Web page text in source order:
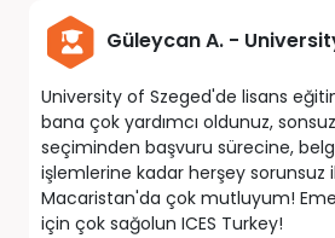
Kanada
Dubai
Kanada
Amerika
Güleycan A. -
University of Szeged'de lisans
bana çok yardımcı oldunuz,
seçiminden başvuru sürecine,
işlemlerine kadar herşey sorunsuz
Macaristan'da çok mutluyum!
için çok sağolun ICES Turkey!